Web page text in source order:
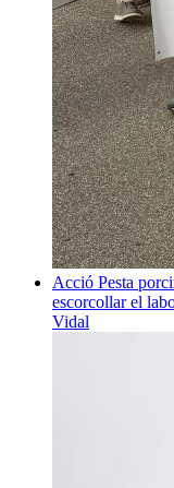
Acció Pesta
escorcollar el
Vidal